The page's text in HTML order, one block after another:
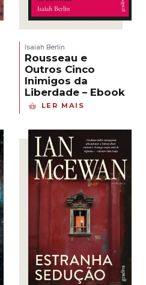
Isaiah Berlin
Rousseau e
Outros Cinco
Inimigos da
Liberdade – Ebook
LER MAIS